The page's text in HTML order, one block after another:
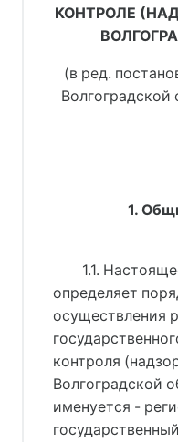
КОНТРОЛЕ
(в ред.
Волгоградской
1.
1.1.
определяет
осуществления
контроля
Волгоградской
именуется -